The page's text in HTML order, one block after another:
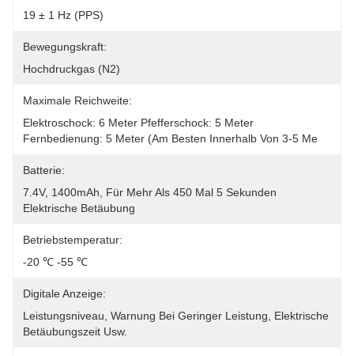
19 ± 1 Hz (PPS)
Bewegungskraft:
Hochdruckgas (N2)
Maximale Reichweite:
Elektroschock: 6 Meter Pfefferschock: 5 Meter
Fernbedienung: 5 Meter (am Besten Innerhalb Von 3-5 Me
Batterie:
7.4V, 1400mAh, Für Mehr Als 450 Mal 5 Sekunden
Elektrische Betäubung
Betriebstemperatur:
-20 ℃ -55 ℃
Digitale Anzeige:
Leistungsniveau, Warnung Bei Geringer Leistung, Elektrische
Betäubungszeit Usw.